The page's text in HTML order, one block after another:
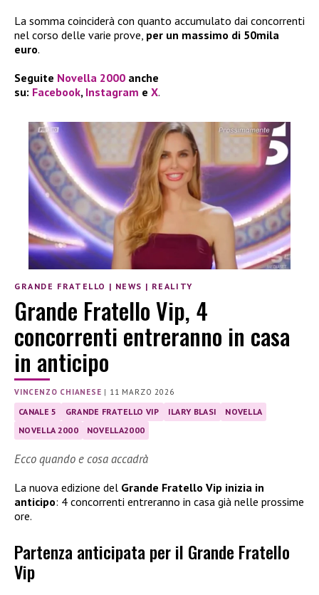
La somma coinciderà con quanto accumulato dai concorrenti
nel corso delle varie prove, per un massimo di 50mila
euro.
Seguite Novella 2000 anche
su: Facebook, Instagram e X.
GRANDE FRATELLO | NEWS | REALITY
Grande Fratello Vip, 4
concorrenti entreranno in casa
in anticipo
VINCENZO CHIANESE | 11 MARZO 2026
CANALE 5 GRANDE FRATELLO VIP ILARY BLASI
NOVELLA
NOVELLA 2000
NOVELLA2000
Ecco quando e cosa accadrà
La nuova edizione del Grande Fratello Vip inizia in
anticipo: 4 concorrenti entreranno in casa già nelle prossime
ore.
Partenza anticipata per il Grande Fratello
Vip